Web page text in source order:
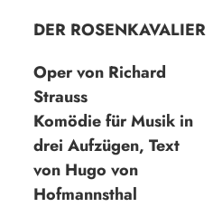
DER ROSENKAVALIER
Oper von Richard
Strauss
Komödie für Musik in
drei Aufzügen, Text
von Hugo von
Hofmannsthal